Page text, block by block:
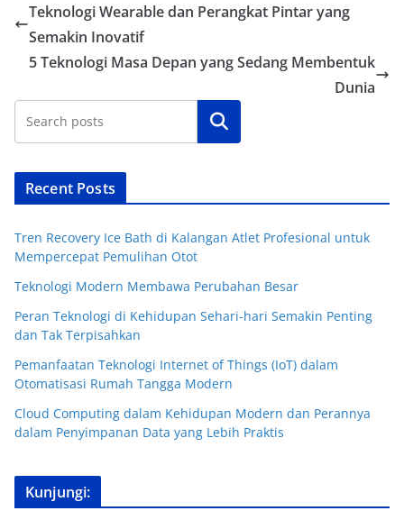
Teknologi Wearable dan Perangkat Pintar yang
Semakin Inovatif
5 Teknologi Masa Depan yang Sedang Membentuk
Dunia
Cari
Recent Posts
Tren Recovery Ice Bath di Kalangan Atlet Profesional untuk
Mempercepat Pemulihan Otot
Teknologi Modern Membawa Perubahan Besar
Peran Teknologi di Kehidupan Sehari-hari Semakin Penting
dan Tak Terpisahkan
Pemanfaatan Teknologi Internet of Things (IoT) dalam
Otomatisasi Rumah Tangga Modern
Cloud Computing dalam Kehidupan Modern dan Perannya
dalam Penyimpanan Data yang Lebih Praktis
Kunjungi: